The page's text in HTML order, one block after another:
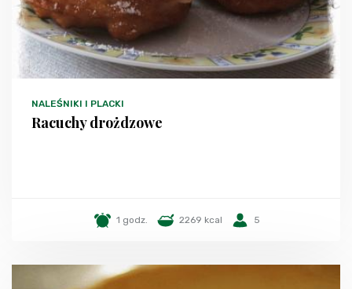
NALEŚNIKI I PLACKI
Racuchy drożdzowe
1 godz. 2269 kcal 5